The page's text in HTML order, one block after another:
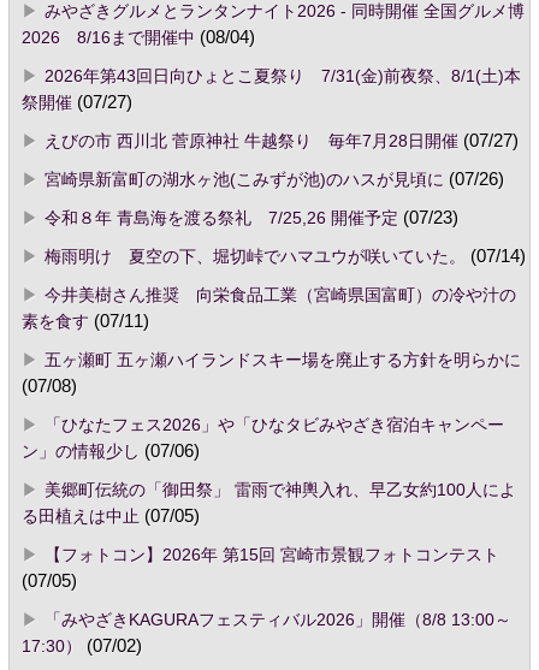
みやざきグルメとランタンナイト2026 - 同時開催 全国グルメ博
2026 8/16まで開催中 (08/04)
2026年第43回日向ひょとこ夏祭り 7/31(金)前夜祭、8/1(土)本
祭開催(07/27)
えびの市 西川北 菅原神社 牛越祭り 毎年7月28日開催(07/27)
宮崎県新富町の湖水ヶ池(こみずが池)のハスが見頃に (07/26)
令和８年 青島海を渡る祭礼 7/25,26 開催予定 (07/23)
梅雨明け 夏空の下、堀切峠でハマユウが咲いていた。
(07/14)
今井美樹さん推奨 向栄食品工業（宮崎県国富町）の冷や汁の
素を食す (07/11)
五ヶ瀬町 五ヶ瀬ハイランドスキー場を廃止する方針を明らかに
(07/08)
「ひなたフェス2026」や「ひなタビみやざき宿泊キャンペー
ン」の情報少し (07/06)
美郷町伝統の「御田祭」 雷雨で神輿入れ、早乙女約100人によ
る田植えは中止 (07/05)
【フォトコン】2026年 第15回 宮崎市景観フォトコンテスト
(07/05)
「みやざきKAGURAフェスティバル2026」開催（8/8 13:00～
17:30）
(07/02)